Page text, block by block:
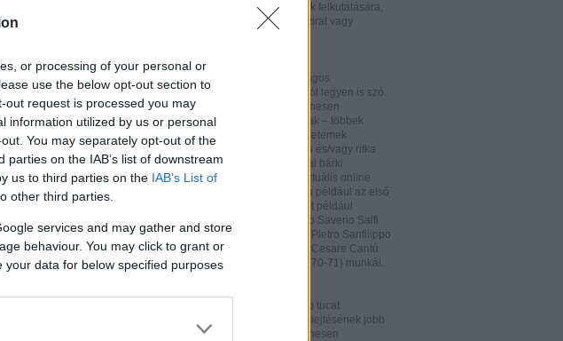
or processing of your personal or
use the below opt-out section to
request is processed you may
information utilized by us or personal
You may separately opt-out of the
on the IAB’s list of downstream
us to third parties on the IAB’s List of
other third parties.
services and may gather and store
behaviour. You may click to grant or
data for below specified purposes
keresőrendszere. Hasznos lehet annak felkutatására,
hogy hol lelhető fel egy-egy könyv, kézirat vagy
http://books.google.it/
A könyveknek és folyóiratoknak valóságos
kincseskamrája ez, bármelyik századról legyen is szó.
Ezen az oldalon olvashatóak és ingyenesen
letölthetőek minden nemzetiségű írónak – többek
között olaszoknak is – az amerikai egyetemek
könyvtáraiban digitalizált, első kiadású és/vagy ritka
könyvei. Egy Google vagy Gmail fiókkal bárki
létrehozhatja és megőrizheti a saját virtuális online
könyvtárát. A honlapon megtalálhatóak például az első
olasz irodalomtörténeti munkák is, mint például
Girolamo Tiraboschi (1825), Francesco Saverio Salfi
(1834), Giuseppe Maffei (1852-1853), Pietro Sanfilippo
(1859), Paolo Emiliani-Giudici (1863), Cesare Cantù
(1865) vagy Francesco De Sanctis (1870-71) munkái.
2.495 e-könyv, 6.320 zenei darab, több tucat
hangoskönyv segíthet az olasz nyelv kiejtésének jobb
elsajátításában. Valamennyi file ingyenesen